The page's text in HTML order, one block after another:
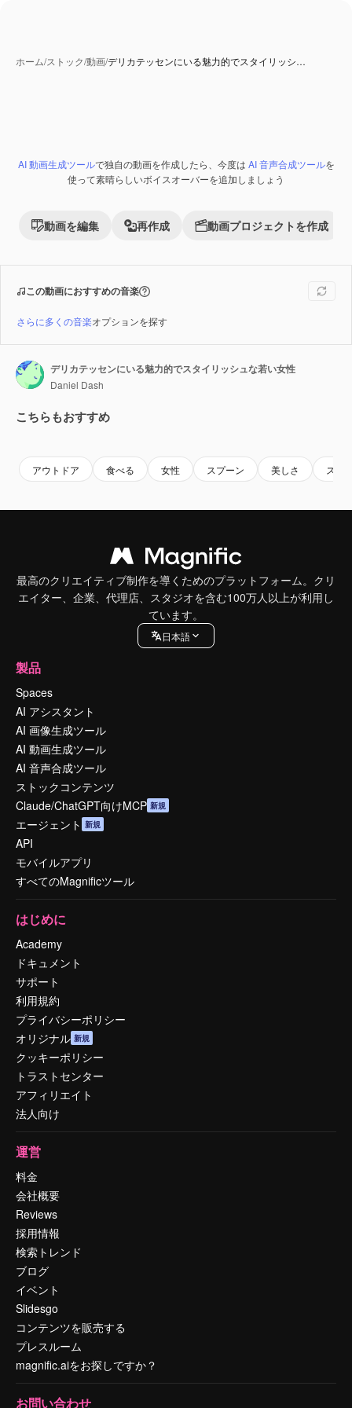
ホーム/ストック/動画/デリカテッセンにいる魅力的でスタイリッシ…
Premium
AI 動画生成ツールで独自の動画を作成したら、今度は AI 音声合成ツールを
使って素晴らしいボイスオーバーを追加しましょう
動画を編集 再作成 動画プロジェクトを作成
この動画におすすめの音楽
さらに多くの音楽オプションを探す
デリカテッセンにいる魅力的でスタイリッシュな若い女性
Daniel Dash
こちらもおすすめ
アウトドア 食べる 女性 スプーン 美しさ スマ
最高のクリエイティブ制作を導くためのプラットフォーム。クリ
エイター、企業、代理店、スタジオを含む100万人以上が利用し
ています。
日本語
製品
Spaces
AI アシスタント
AI 画像生成ツール
AI 動画生成ツール
AI 音声合成ツール
ストックコンテンツ
Claude/ChatGPT向けMCP 新規
エージェント 新規
API
モバイルアプリ
すべてのMagnificツール
はじめに
Academy
ドキュメント
サポート
利用規約
プライバシーポリシー
オリジナル 新規
クッキーポリシー
トラストセンター
アフィリエイト
法人向け
運営
料金
会社概要
Reviews
採用情報
検索トレンド
ブログ
イベント
Slidesgo
コンテンツを販売する
プレスルーム
magnific.aiをお探しですか？
お問い合わせ